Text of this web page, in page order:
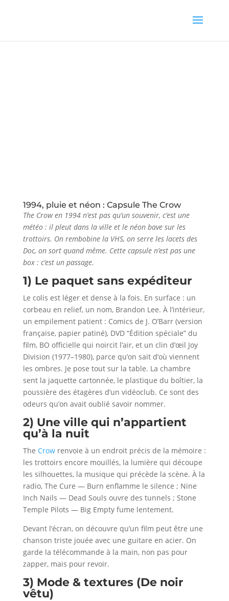
1994, pluie et néon : Capsule The Crow
The Crow en 1994 n’est pas qu’un souvenir, c’est une
météo : il pleut dans la ville et le néon bave sur les
trottoirs. On rembobine la VHS, on serre les lacets des
Doc, on sort quand même. Cette capsule n’est pas une
box : c’est un passage.
1) Le paquet sans expéditeur
Le colis est léger et dense à la fois. En surface : un
corbeau en relief, un nom, Brandon Lee. À l’intérieur,
un empilement patient : Comics de J. O’Barr (version
française, papier patiné), DVD “Édition spéciale” du
film, BO officielle qui noircit l’air, et un clin d’œil Joy
Division (1977–1980), parce qu’on sait d’où viennent
les ombres. Je pose tout sur la table. La chambre
sent la jaquette cartonnée, le plastique du boîtier, la
poussière des étagères d’un vidéoclub. Ce sont des
odeurs qu’on avait oublié savoir nommer.
2) Une ville qui n’appartient
qu’à la nuit
The Crowrenvoie à un endroit précis de la mémoire :
les trottoirs encore mouillés, la lumière qui découpe
les silhouettes, la musique qui précède la scène. À la
radio, The Cure — Burn enflamme le silence ; Nine
Inch Nails — Dead Souls ouvre des tunnels ; Stone
Temple Pilots — Big Empty fume lentement.
Devant l’écran, on découvre qu’un film peut être une
chanson triste jouée avec une guitare en acier. On
garde la télécommande à la main, non pas pour
zapper, mais pour revoir.
3) Mode & textures (De noir
vêtu)